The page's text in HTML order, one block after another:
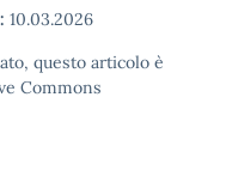
10.03.2026
questo articolo è
Commons